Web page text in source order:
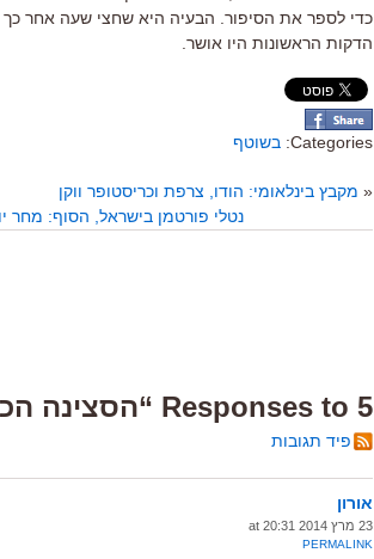
כדי לספר את הסיפור. הבעיה היא שחצי שעה אחר
הדקות הראשונות היו אושר.
Categories: בשוטף
« מקבץ בינלאומי: הודו, צרפת וכריסטופר ווקן
נטלי פורטמן בישראל, הסוף: מחר
5 Responses to “הסצינה הכי מדהימה שראיתי השבוע”
פיד תגובות
אורון
23 מרץ 2014 at 20:31
PERMALINK